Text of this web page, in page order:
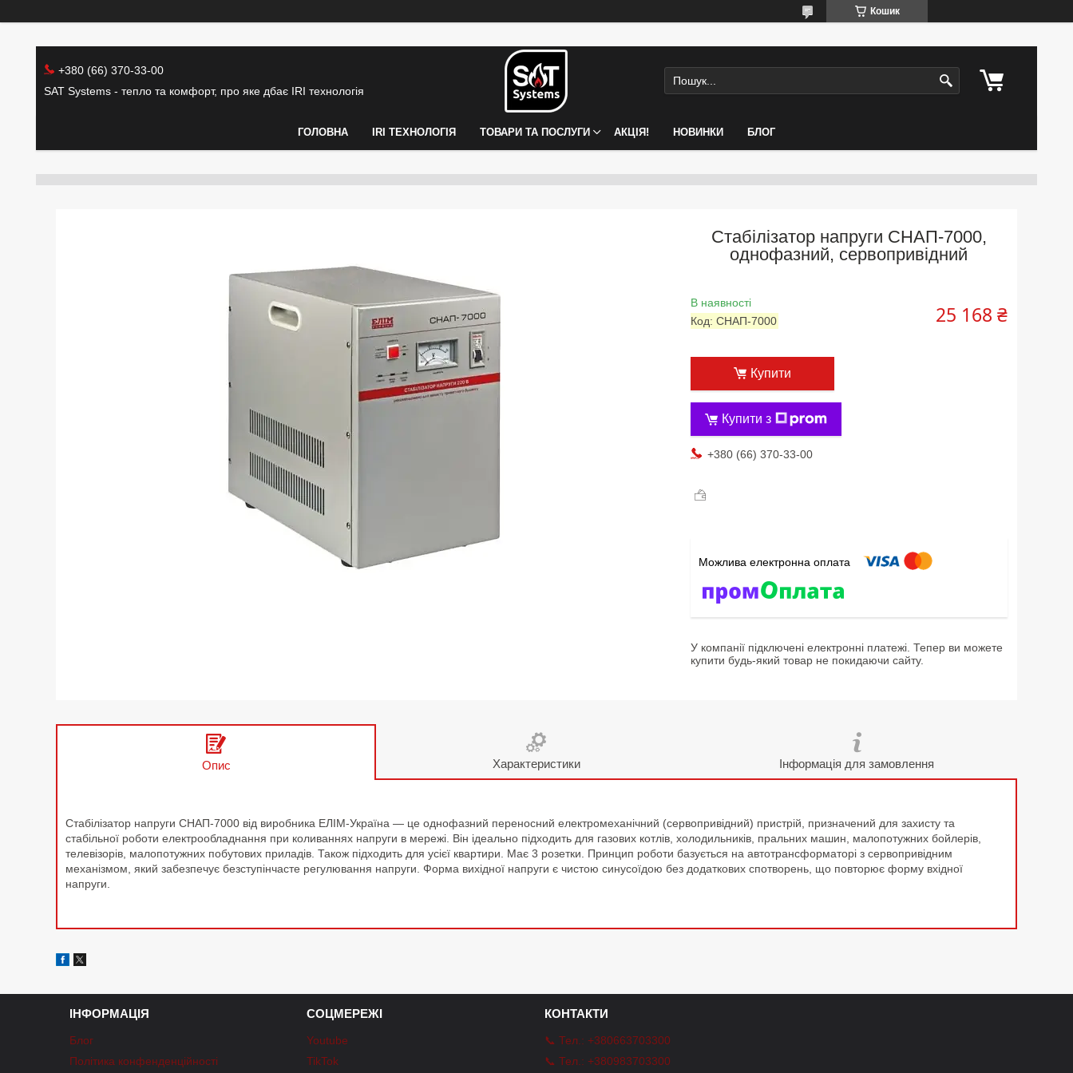
Кошик
+380 (66) 370-33-00
SAT Systems - тепло та комфорт, про яке дбає IRI технологія
ГОЛОВНА IRI ТЕХНОЛОГІЯ ТОВАРИ ТА ПОСЛУГИ АКЦІЯ! НОВИНКИ БЛОГ
Стабілізатор напруги СНАП-7000,
однофазний, сервопривідний
В наявності
Код: СНАП-7000 25 168 ₴
Купити
Купити з
+380 (66) 370-33-00
У компанії підключені електронні платежі. Тепер ви можете
купити будь-який товар не покидаючи сайту.
Опис Характеристики Інформація для замовлення
Стабілізатор напруги СНАП-7000 від виробника ЕЛІМ-Україна — це однофазний переносний електромеханічний (сервопривідний) пристрій, призначений для захисту та
стабільної роботи електрообладнання при коливаннях напруги в мережі. Він ідеально підходить для газових котлів, холодильників, пральних машин, малопотужних бойлерів,
телевізорів, малопотужних побутових приладів. Також підходить для усієї квартири. Має 3 розетки. Принцип роботи базується на автотрансформаторі з сервопривідним
механізмом, який забезпечує безступінчасте регулювання напруги. Форма вихідної напруги є чистою синусоїдою без додаткових спотворень, що повторює форму вхідної
напруги.
ІНФОРМАЦІЯ
Блог
Політика конфенденційності
СОЦМЕРЕЖІ
Youtube
TikTok
КОНТАКТИ
📞 Тел.: +380663703300
📞 Тел.: +380983703300